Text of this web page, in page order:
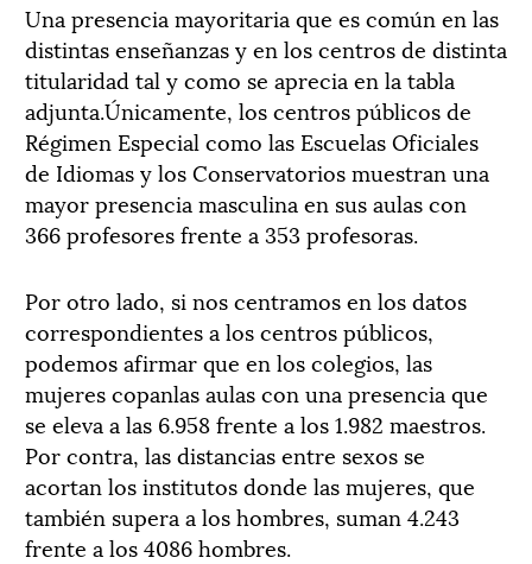
Una presencia mayoritaria que es común en las
distintas enseñanzas y en los centros de distinta
titularidad tal y como se aprecia en la tabla
adjunta.Únicamente, los centros públicos de
Régimen Especial como las Escuelas Oficiales
de Idiomas y los Conservatorios muestran una
mayor presencia masculina en sus aulas con
366 profesores frente a 353 profesoras.
Por otro lado, si nos centramos en los datos
correspondientes a los centros públicos,
podemos afirmar que en los colegios, las
mujeres copanlas aulas con una presencia que
se eleva a las 6.958 frente a los 1.982 maestros.
Por contra, las distancias entre sexos se
acortan los institutos donde las mujeres, que
también supera a los hombres, suman 4.243
frente a los 4086 hombres.